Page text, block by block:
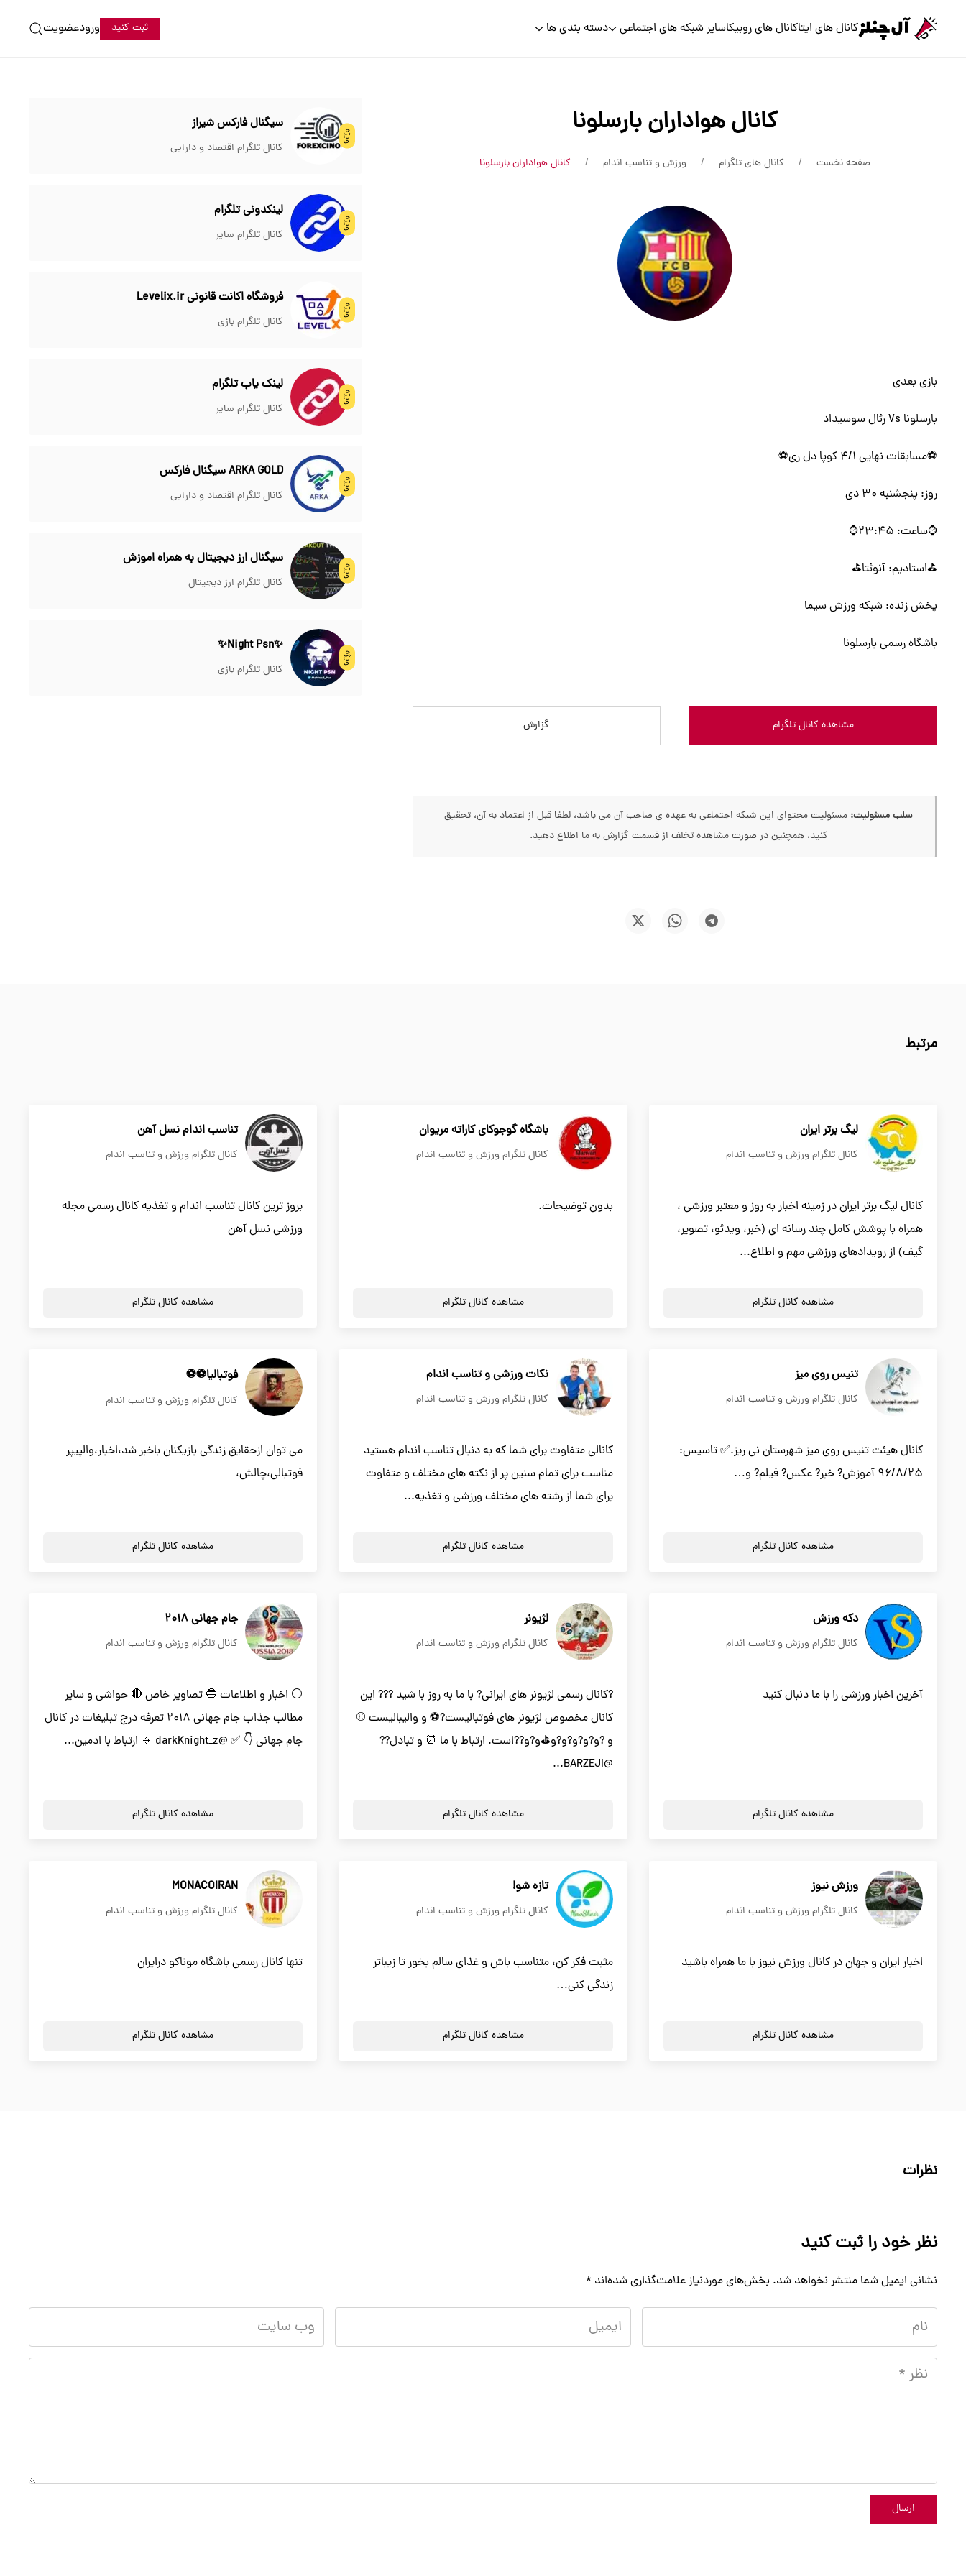
کانال های ایتاکانال های روبیکاسایر شبکه های اجتماعی دسته بندی ها ثبت کنید ورودعضویت
کانال هواداران بارسلونا
صفحه نخست کانال های تلگرام ورزش و تناسب اندام کانال هواداران بارسلونا
بازی بعدی
بارسلونا Vs رئال سوسیداد
⚽مسابقات نهایی 4/1 کوپا دل ری⚽️
روز: پنجشنبه 30 دی
⌚ساعت: 23:45⌚
⛳️استادیم: آنوئتا⛳️
پخش زنده: شبکه ورزش سیما
باشگاه رسمی بارسلونا
مشاهده کانال تلگرام گزارش
سلب مسئولیت: مسئولیت محتوای این شبکه اجتماعی به عهده ی صاحب آن می باشد، لطفا قبل از اعتماد به آن، تحقیق
کنید، همچنین در صورت مشاهده تخلف از قسمت گزارش به ما اطلاع دهید.
ویژه
سیگنال فارکس شیراز
کانال تلگرام اقتصاد و دارایی
ویژه
لینکدونی تلگرام
کانال تلگرام سایر
ویژه
فروشگاه اکانت قانونی Levelix.ir
کانال تلگرام بازی
ویژه
لینک یاب تلگرام
کانال تلگرام سایر
ویژه
ARKA GOLD سیگنال فارکس
کانال تلگرام اقتصاد و دارایی
ویژه
سیگنال ارز دیجیتال به همراه اموزش
کانال تلگرام ارز دیجیتال
ویژه
✨Night Psn✨
کانال تلگرام بازی
مرتبط
لیگ برتر ایران
کانال تلگرام ورزش و تناسب اندام
کانال لیگ برتر ایران در زمینه اخبار به روز و معتبر ورزشی ،
همراه با پوشش کامل چند رسانه ای (خبر، ویدئو، تصویر،
گیف) از رویدادهای ورزشی مهم و اطلاع...
مشاهده کانال تلگرام
باشگاه گوجوکای کاراته مریوان
کانال تلگرام ورزش و تناسب اندام
بدون توضیحات.
مشاهده کانال تلگرام
تناسب اندام نسل آهن
کانال تلگرام ورزش و تناسب اندام
بروز ترین کانال تناسب اندام و تغذیه کانال رسمی مجله
ورزشی نسل آهن
مشاهده کانال تلگرام
تنیس روی میز
کانال تلگرام ورزش و تناسب اندام
کانال هیئت تنیس روی میز شهرستان نی ریز.✅ تاسیس:
۹۶/۸/۲۵ آموزش? خبر? عکس? فیلم? و…
مشاهده کانال تلگرام
نکات ورزشی و تناسب اندام
کانال تلگرام ورزش و تناسب اندام
کانالی متفاوت برای شما که به دنبال تناسب اندام هستید
مناسب برای تمام سنین پر از نکته های مختلف و متفاوت
برای شما از رشته های مختلف ورزشی و تغذیه...
مشاهده کانال تلگرام
فوتبالیا⚽️⚽️
کانال تلگرام ورزش و تناسب اندام
می توان ازحقایق زندگی بازیکنان باخبر شد،اخبار،والپیپر
فوتبالی،چالش،
مشاهده کانال تلگرام
دکه ورزش
کانال تلگرام ورزش و تناسب اندام
آخرین اخبار ورزشی را با ما دنبال کنید
مشاهده کانال تلگرام
لژیونر
کانال تلگرام ورزش و تناسب اندام
?کانال رسمی لژیونر های ایرانی? با ما به روز با شید ??? این
کانال مخصوص لژیونر های فوتبالیست?⚽ و والیبالیست ⚾
و ?و?و?و?و?و⛳و?و??است. ارتباط با ما ⏰ و تبادل??
@BARZEJI...
مشاهده کانال تلگرام
جام جهانی 2018
کانال تلگرام ورزش و تناسب اندام
⚪️ اخبار و اطلاعات 🔵 تصاویر خاص 🔴 حواشی و سایر
مطالب جذاب جام جهانی ۲۰۱۸ تعرفه درج تبلیغات در کانال
جام جهانی 👇 ✅ @darkKnight_z 🔹 ارتباط با ادمین...
مشاهده کانال تلگرام
ورزش نیوز
کانال تلگرام ورزش و تناسب اندام
اخبار ایران و جهان در کانال ورزش نیوز با ما همراه باشید
مشاهده کانال تلگرام
تازه شو!
کانال تلگرام ورزش و تناسب اندام
مثبت فکر کن، متناسب باش و غذای سالم بخور تا زیباتر
زندگی کنی…
مشاهده کانال تلگرام
MONACOIRAN
کانال تلگرام ورزش و تناسب اندام
تنها کانال رسمی باشگاه موناکو درایران
مشاهده کانال تلگرام
نظرات
نظر خود را ثبت کنید
نشانی ایمیل شما منتشر نخواهد شد. بخش‌های موردنیاز علامت‌گذاری شده‌اند *
ارسال